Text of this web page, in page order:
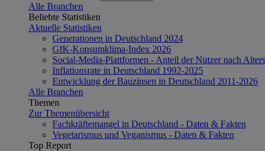
Alle Branchen
Beliebte Statistiken
Aktuelle Statistiken
Generationen in Deutschland 2024
GfK-Konsumklima-Index 2026
Social-Media-Plattformen - Anteil der Nutzer nach
Inflationsrate in Deutschland 1992-2025
Entwicklung der Bauzinsen in Deutschland 2011-2026
Alle Branchen
Themen
Zur Themenübersicht
Fachkräftemangel in Deutschland - Daten & Fakten
Vegetarismus und Veganismus - Daten & Fakten
Top Report